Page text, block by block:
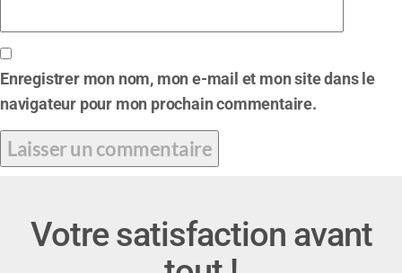
Enregistrer mon nom, mon e-mail et mon site dans le
navigateur pour mon prochain commentaire.
Votre satisfaction avant